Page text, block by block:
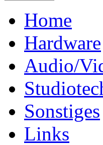
Home
Hardware
Audio/
Sonstiges
Links